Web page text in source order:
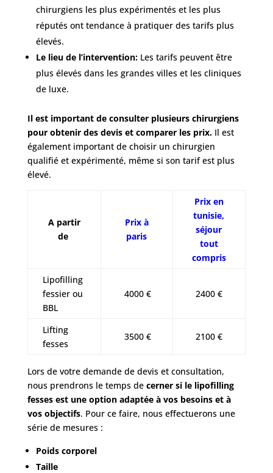
Nos
cliniques
Nos
articles
/
Après
Devis
Gratuit
chirurgiens les plus expérimentés et les plus
réputés ont tendance à pratiquer des tarifs plus
élevés.
Le lieu de l’intervention:Les tarifs peuvent être
plus élevés dans les grandes villes et les cliniques
de luxe.
Il est important de consulter plusieurs chirurgiens
pour obtenir des devis et comparer les prix.Il est
également important de choisir un chirurgien
qualifié et expérimenté, même si son tarif est plus
élevé.
A partir
de
Prix à
paris
Prix en
tunisie,
séjour
tout
compris
Lipofilling
fessier ou
BBL
4000 € 2400 €
Lifting
fesses
3500 € 2100 €
Lors de votre demande de devis et consultation,
nous prendrons le temps de cerner si le lipofilling
fesses est une option adaptée à vos besoins et à
vos objectifs. Pour ce faire, nous effectuerons une
série de mesures :
Poids corporel
Taille